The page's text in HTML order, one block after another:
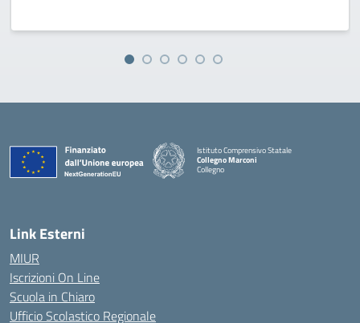
Istituto Comprensivo Statale
Collegno Marconi
Collegno
Link Esterni
MIUR
Iscrizioni On Line
Scuola in Chiaro
Ufficio Scolastico Regionale